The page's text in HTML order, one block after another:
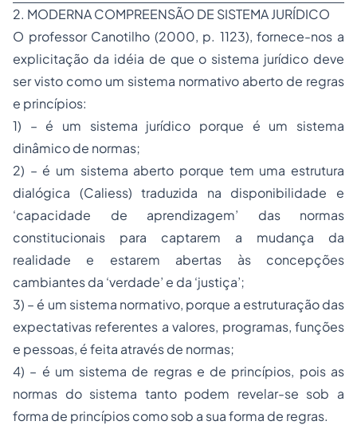
2. MODERNA COMPREENSÃO DE SISTEMA JURÍDICO
O professor Canotilho (2000, p. 1123), fornece-nos a
explicitação da idéia de que o sistema jurídico deve
ser visto como um sistema normativo aberto de regras
e princípios:
1) – é um sistema jurídico porque é um sistema
dinâmico de normas;
2) – é um sistema aberto porque tem uma estrutura
dialógica (Caliess) traduzida na disponibilidade e
‘capacidade de aprendizagem’ das normas
constitucionais para captarem a mudança da
realidade e estarem abertas às concepções
cambiantes da ‘verdade’ e da ‘justiça’;
3) – é um sistema normativo, porque a estruturação das
expectativas referentes a valores, programas, funções
e pessoas, é feita através de normas;
4) – é um sistema de regras e de princípios, pois as
normas do sistema tanto podem revelar-se sob a
forma de princípios como sob a sua forma de regras.